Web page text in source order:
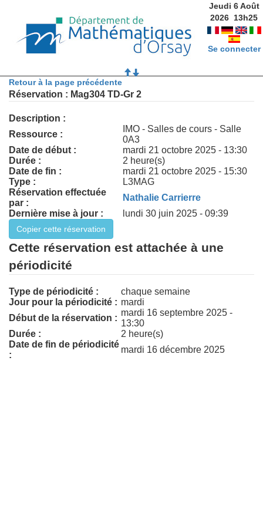
Jeudi 6 Août
2026 13h25
Se connecter
Retour à la page précédente
Réservation : Mag304 TD-Gr 2
Description :
Ressource :
IMO - Salles de cours - Salle
0A3
Date de début :
mardi 21 octobre 2025 - 13:30
Durée :
2 heure(s)
Date de fin :
mardi 21 octobre 2025 - 15:30
Type :
L3MAG
Réservation effectuée
par :
Nathalie Carrierre
Dernière mise à jour :
lundi 30 juin 2025 - 09:39
Cette réservation est attachée à une
périodicité
Type de périodicité :
chaque semaine
Jour pour la périodicité : mardi
Début de la réservation :
mardi 16 septembre 2025 -
13:30
Durée :
2 heure(s)
Date de fin de périodicité
:
mardi 16 décembre 2025